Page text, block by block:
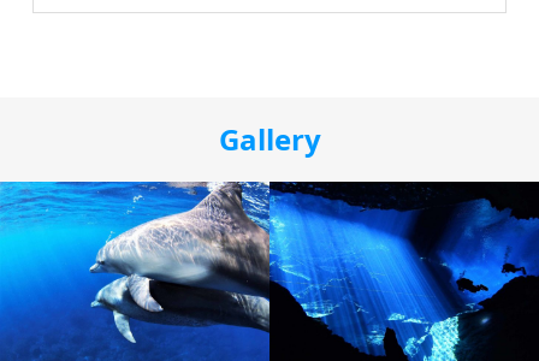
Gallery